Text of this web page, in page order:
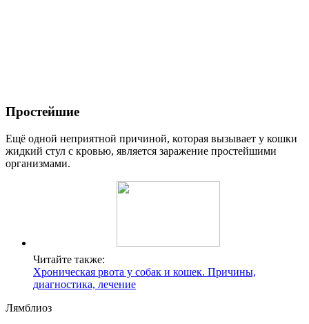
Простейшие
Ещё одной неприятной причиной, которая вызывает у кошки
жидкий стул с кровью, является заражение простейшими
организмами.
Читайте также:
Хроническая рвота у собак и кошек. Причины,
диагностика, лечение
Лямблиоз